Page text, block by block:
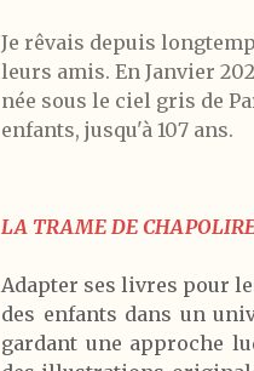
Je rêvais depuis
leurs amis. En Janvier
née sous le ciel gris de
enfants, jusqu'à 107 ans.
LA TRAME DE
Adapter ses livres pour
des enfants dans un
gardant une approche